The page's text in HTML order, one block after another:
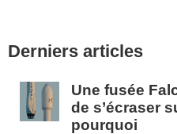
latérale
Derniers articles
Une fusée
de s’écraser
pourquoi